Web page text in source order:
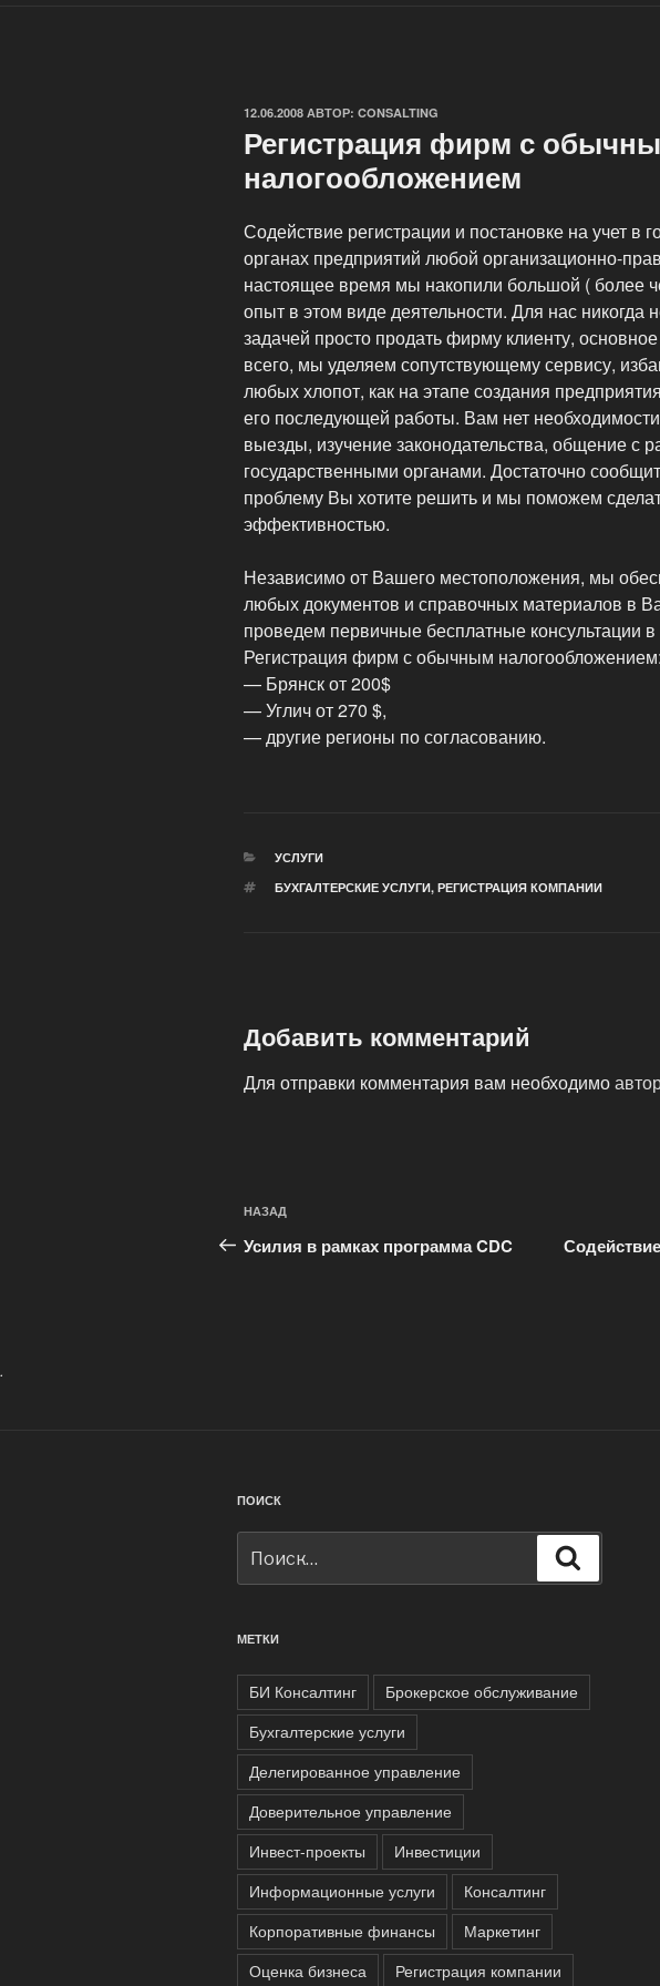
ОПУБЛИКОВАНО
12.06.2008 АВТОР: CONSALTING
Регистрация фирм с
налогообложением
Содействие регистрации и постановке на учет в
органах предприятий любой организационно-
настоящее время мы накопили большой ( более
опыт в этом виде деятельности. Для нас никогда
задачей просто продать фирму клиенту,
всего, мы уделяем сопутствующему сервису,
любых хлопот, как на этапе создания
его последующей работы. Вам нет
выезды, изучение законодательства, общение с
государственными органами. Достаточно
проблему Вы хотите решить и мы поможем
эффективностью.
Независимо от Вашего местоположения, мы
любых документов и справочных материалов в
проведем первичные бесплатные консультации
Регистрация фирм с обычным налогообложением:
— Брянск от 200$
— Углич от 270 $,
— другие регионы по согласованию.
РУБРИКИ
УСЛУГИ
МЕТКИ
БУХГАЛТЕРСКИЕ УСЛУГИ, РЕГИСТРАЦИЯ КОМПАНИИ
Добавить комментарий
Для отправки комментария вам необходимо
Навигация
по
Предыдущая
запись:
НАЗАД
Усилия в рамках программа CDC
.
ПОИСК
МЕТКИ
БИ Консалтинг
Брокерское обслуживание
Бухгалтерские услуги
Делегированное управление
Доверительное управление
Инвест-проекты
Инвестиции
Информационные услуги
Консалтинг
Корпоративные финансы
Маркетинг
Оценка бизнеса
Регистрация компании